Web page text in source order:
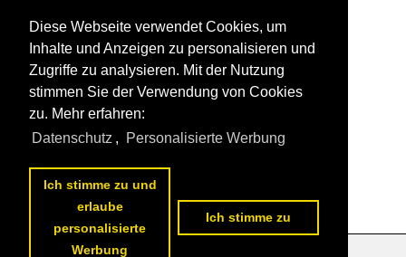
Diese Webseite verwendet Cookies, um
Inhalte und Anzeigen zu personalisieren und
Zugriffe zu analysieren. Mit der Nutzung
stimmen Sie der Verwendung von Cookies
zu. Mehr erfahren:
Datenschutz , Personalisierte Werbung
Ich stimme zu und
erlaube
personalisierte
Werbung
Ich stimme zu